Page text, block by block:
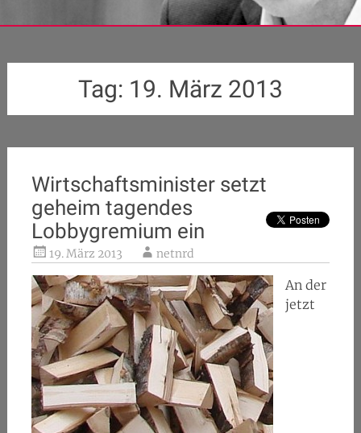
Tag: 19. März 2013
Wirtschaftsminister setzt
geheim tagendes
Lobbygremium ein
19. März 2013 netnrd
An der
jetzt